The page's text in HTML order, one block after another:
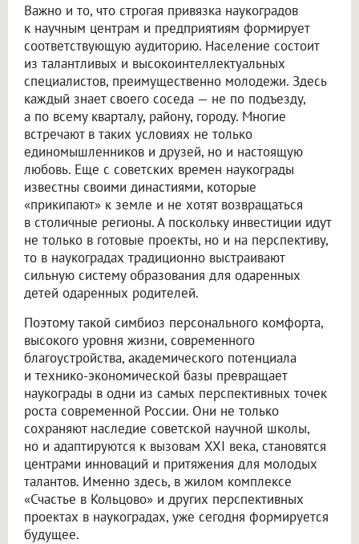
Важно и то, что строгая привязка наукоградов
к научным центрам и предприятиям формирует
соответствующую аудиторию. Население состоит
из талантливых и высокоинтеллектуальных
специалистов, преимущественно молодежи. Здесь
каждый знает своего соседа — не по подъезду,
а по всему кварталу, району, городу. Многие
встречают в таких условиях не только
единомышленников и друзей, но и настоящую
любовь. Еще с советских времен наукограды
известны своими династиями, которые
«прикипают» к земле и не хотят возвращаться
в столичные регионы. А поскольку инвестиции идут
не только в готовые проекты, но и на перспективу,
то в наукоградах традиционно выстраивают
сильную систему образования для одаренных
детей одаренных родителей.
Поэтому такой симбиоз персонального комфорта,
высокого уровня жизни, современного
благоустройства, академического потенциала
и технико-экономической базы превращает
наукограды в одни из самых перспективных точек
роста современной России. Они не только
сохраняют наследие советской научной школы,
но и адаптируются к вызовам XXI века, становятся
центрами инноваций и притяжения для молодых
талантов. Именно здесь, в жилом комплексе
«Счастье в Кольцово» и других перспективных
проектах в наукоградах, уже сегодня формируется
будущее.